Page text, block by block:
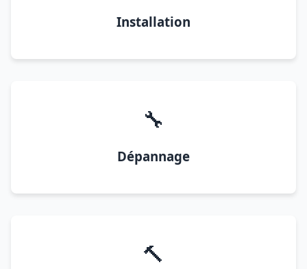
Installation
🔧
Dépannage
🔨